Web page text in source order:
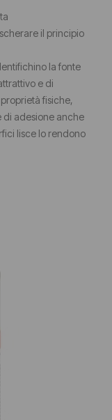
il principio
la fonte
e di
fisiche,
di adesione anche
lisce lo rendono